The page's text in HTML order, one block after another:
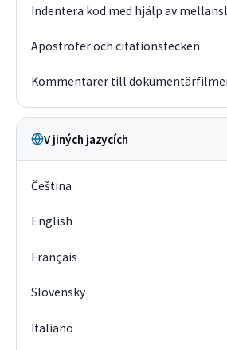
Apostrofer och citationstecken
V jiných jazycích
Čeština
English
Français
Slovensky
Italiano